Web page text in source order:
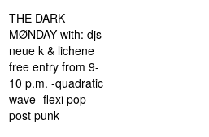
THE DARK
MØNDAY with: djs
neue k & lichene
free entry from 9-
10 p.m. -quadratic
wave- flexi pop
post punk